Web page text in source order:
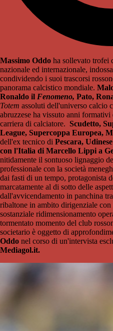
Massimo Oddo ha sollevato trofei
nazionale ed internazionale,
condividendo i suoi trascorsi
panorama calcistico mondiale.
Ronaldo il Fenomeno, Pato,
Totem assoluti dell'universo calcio
abruzzese ha vissuto anni formativi
carriera di calciatore. Scudetto,
League, Supercoppa Europea,
dell'ex tecnico di Pescara,
con l'Italia di Marcello Lippi a
nitidamente il sontuoso lignaggio
professionale con la società
dai fasti di un tempo, protagonista
marcatamente al di sotto delle
dall'avvicendamento in panchina tra
ribaltone in ambito dirigenziale
sostanziale ridimensionamento
tormentato momento del club
societario è oggetto di
Oddo nel corso di un'intervista
Mediagol.it.